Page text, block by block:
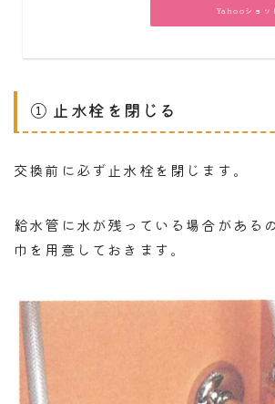
Yahooショッ
① 止水栓を閉じる
交換前に必ず止水栓を閉じます。
給水管に水が残っている場合がある
巾を用意しておきます。